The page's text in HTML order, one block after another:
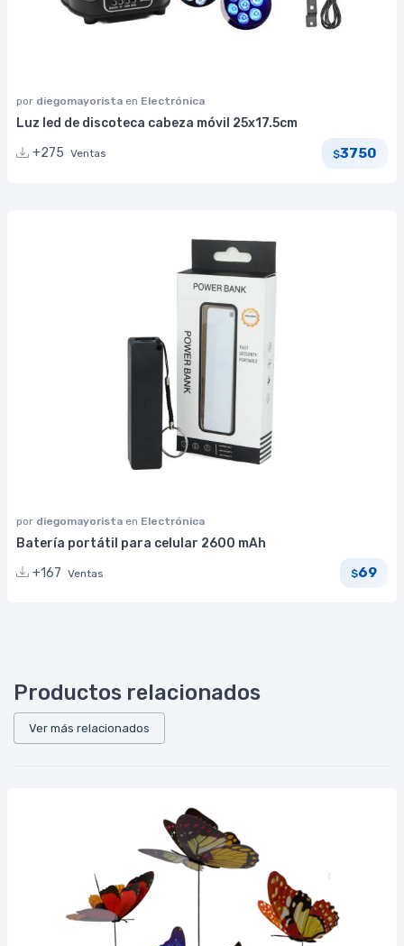
por diegomayorista en Electrónica
Luz led de discoteca cabeza móvil 25x17.5cm
+275 Ventas $3750
por diegomayorista en Electrónica
Batería portátil para celular 2600 mAh
+167 Ventas $69
Productos relacionados
Ver más relacionados